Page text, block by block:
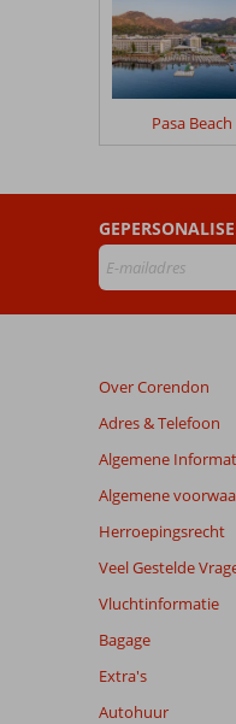
geschreven
na
hun
verblijf
Pasa
die
ouder
48
maanden
worden
niet
om
de
van
Pasa Beach
Over Corendon
Adres & Telefoon
Algemene
Algemene
Herroepingsrecht
Veel Gestelde
Vluchtinformatie
Bagage
Extra's
Autohuur